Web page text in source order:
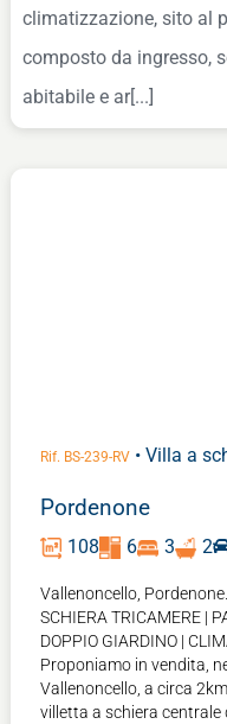
climatizzazione, sito al
composto da ingresso,
abitabile e ar[...]
Rif. BS-239-RV • Villa a
Pordenone
108 6 3 2
Vallenoncello,
SCHIERA TRICAMERE |
DOPPIO GIARDINO |
Proponiamo in vendita,
Vallenoncello, a circa
villetta a schiera centrale